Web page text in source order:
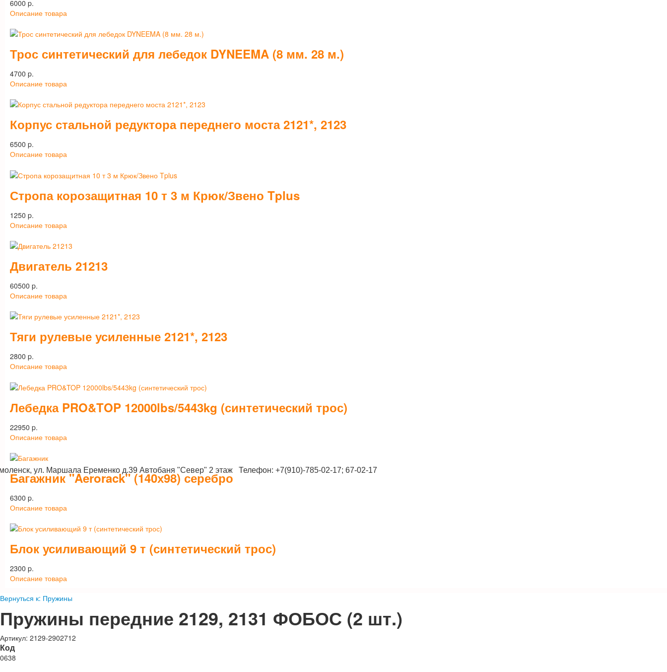
ул. Маршала Еременко д.39 Автобаня "Север" 2 этаж Телефон: +7(910)-785-02-17; 67-02-17
6000 p.
Описание товара
Трос синтетический для лебедок DYNEEMA (8 мм. 28 м.)
4700 p.
Описание товара
Корпус стальной редуктора переднего моста 2121*, 2123
6500 p.
Описание товара
Стропа корозащитная 10 т 3 м Крюк/Звено Tplus
1250 p.
Описание товара
Двигатель 21213
60500 p.
Описание товара
Тяги рулевые усиленные 2121*, 2123
2800 p.
Описание товара
Лебедка PRO&TOP 12000lbs/5443kg (синтетический трос)
22950 p.
Описание товара
Багажник "Aerorack" (140х98) серебро
6300 p.
Описание товара
Блок усиливающий 9 т (синтетический трос)
2300 p.
Описание товара
Вернуться к: Пружины
Пружины передние 2129, 2131 ФОБОС (2 шт.)
Артикул: 2129-2902712
Код
0638